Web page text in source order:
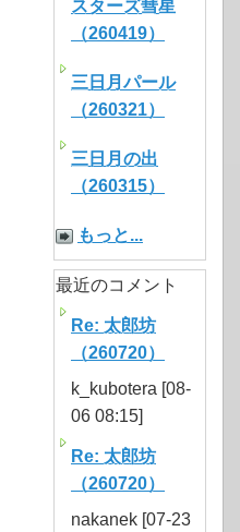
スターズ彗星
（260419）
三日月パール
（260321）
三日月の出
（260315）
もっと...
最近のコメント
Re: 太郎坊
（260720）
k_kubotera [08-
06 08:15]
Re: 太郎坊
（260720）
nakanek [07-23